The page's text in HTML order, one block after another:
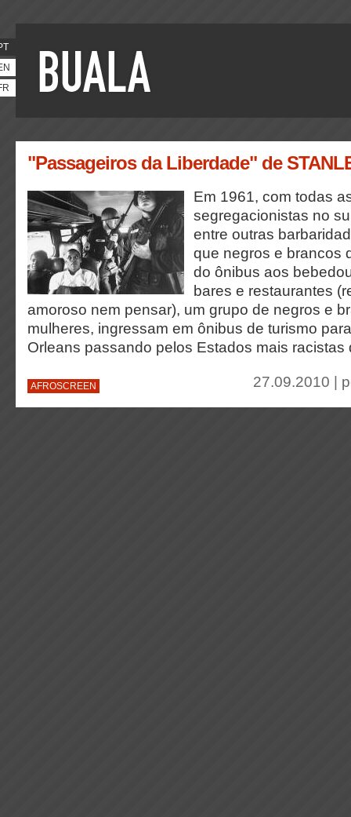
"Passageiros da Liberdade" de
Em 1961, com todas
segregacionistas no
entre outras
que negros e brancos
do ônibus aos
bares e restaurantes
amoroso nem pensar), um grupo de negros e
mulheres, ingressam em ônibus de turismo
Orleans passando pelos Estados mais racistas
AFROSCREEN 27.09.2010 |